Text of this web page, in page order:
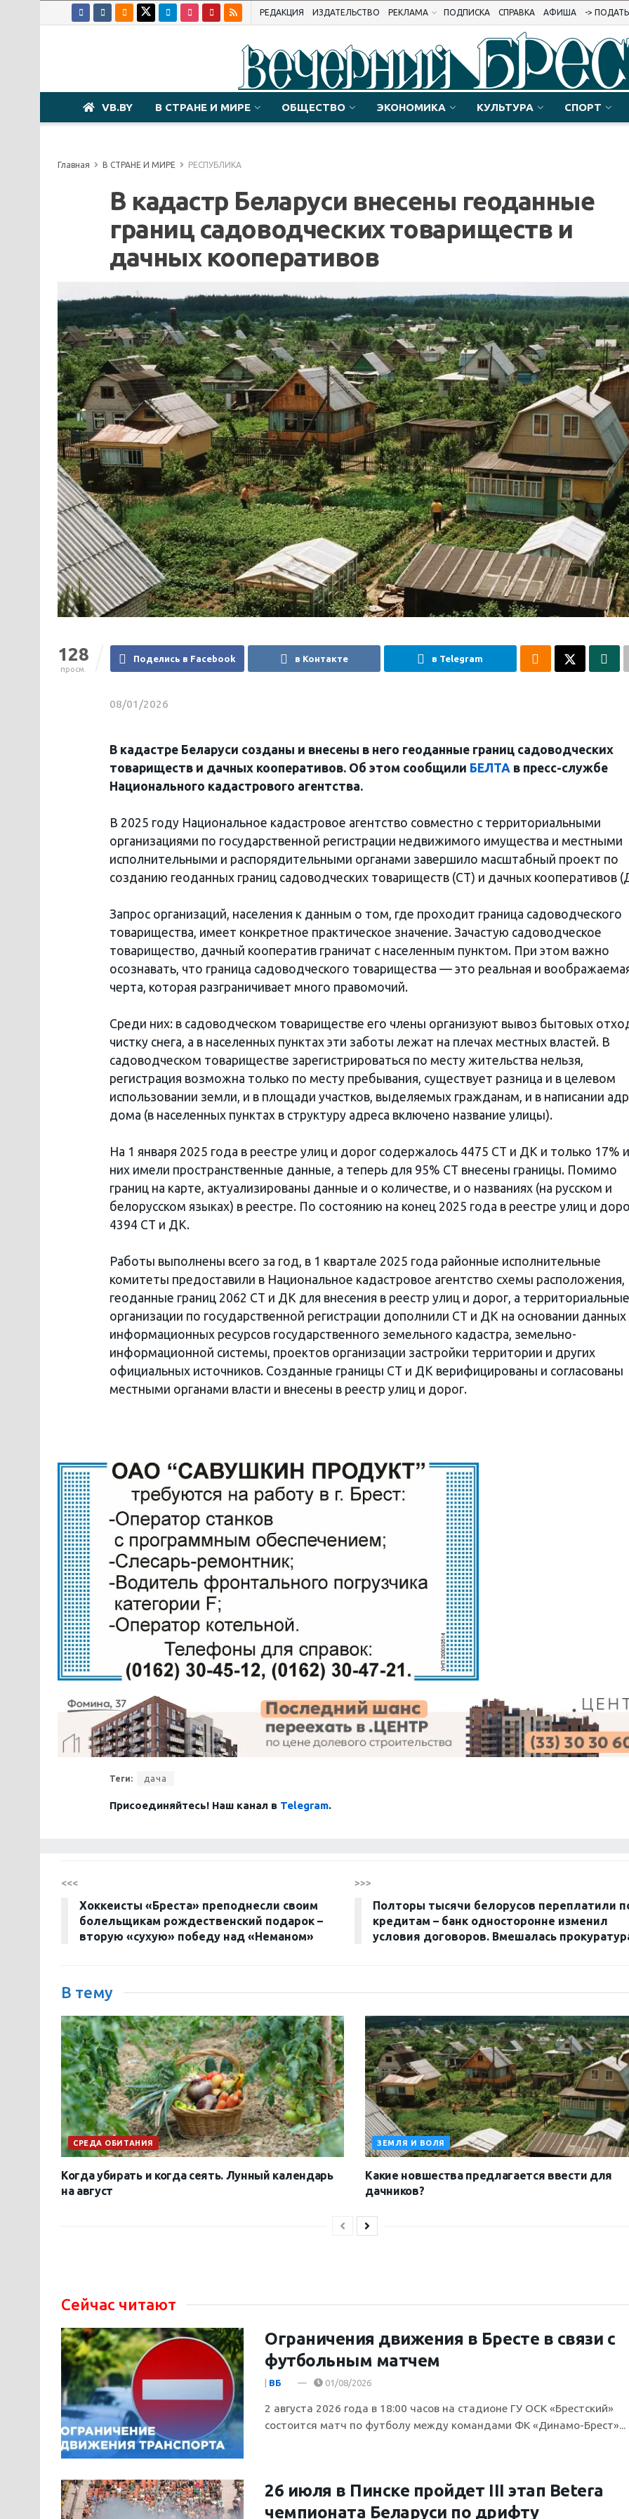
РЕДАКЦИЯ ИЗДАТЕЛЬСТВО РЕКЛАМА ПОДПИСКА СПРАВКА АФИША ->
VB.BY В СТРАНЕ И МИРЕ ОБЩЕСТВО ЭКОНОМИКА КУЛЬТУРА СПОРТ
Главная В СТРАНЕ И МИРЕ РЕСПУБЛИКА
В кадастр Беларуси внесены геоданные
границ садоводческих товариществ и
дачных кооперативов
128
просм.
Поделись в Facebook в Контакте в Telegram
08/01/2026
В кадастре Беларуси созданы и внесены в него геоданные границ садоводческих
товариществ и дачных кооперативов. Об этом сообщили БЕЛТА в пресс-службе
Национального кадастрового агентства.
В 2025 году Национальное кадастровое агентство совместно с территориальными
организациями по государственной регистрации недвижимого имущества и местными
исполнительными и распорядительными органами завершило масштабный проект по
созданию геоданных границ садоводческих товариществ (СТ) и дачных кооперативов
Запрос организаций, населения к данным о том, где проходит граница садоводческого
товарищества, имеет конкретное практическое значение. Зачастую садоводческое
товарищество, дачный кооператив граничат с населенным пунктом. При этом важно
осознавать, что граница садоводческого товарищества — это реальная и
черта, которая разграничивает много правомочий.
Среди них: в садоводческом товариществе его члены организуют вывоз бытовых
чистку снега, а в населенных пунктах эти заботы лежат на плечах местных властей. В
садоводческом товариществе зарегистрироваться по месту жительства нельзя,
регистрация возможна только по месту пребывания, существует разница и в целевом
использовании земли, и в площади участков, выделяемых гражданам, и в написании
дома (в населенных пунктах в структуру адреса включено название улицы).
На 1 января 2025 года в реестре улиц и дорог содержалось 4475 СТ и ДК и только 17%
них имели пространственные данные, а теперь для 95% СТ внесены границы. Помимо
границ на карте, актуализированы данные и о количестве, и о названиях (на русском и
белорусском языках) в реестре. По состоянию на конец 2025 года в реестре улиц и
4394 СТ и ДК.
Работы выполнены всего за год, в 1 квартале 2025 года районные исполнительные
комитеты предоставили в Национальное кадастровое агентство схемы расположения,
геоданные границ 2062 СТ и ДК для внесения в реестр улиц и дорог, а территориальные
организации по государственной регистрации дополнили СТ и ДК на основании данных
информационных ресурсов государственного земельного кадастра, земельно-
информационной системы, проектов организации застройки территории и других
официальных источников. Созданные границы СТ и ДК верифицированы и согласованы
местными органами власти и внесены в реестр улиц и дорог.
Теги: дача
Присоединяйтесь! Наш канал в Telegram.
<<<
Хоккеисты «Бреста» преподнесли своим
болельщикам рождественский подарок –
вторую «сухую» победу над «Неманом»
>>>
Полторы тысячи белорусов переплатили
кредитам – банк односторонне изменил
условия договоров. Вмешалась
В тему
СРЕДА ОБИТАНИЯ
Когда убирать и когда сеять. Лунный календарь
на август
ЗЕМЛЯ И ВОЛЯ
Какие новшества предлагается ввести для
дачников?
Сейчас читают
Ограничения движения в Бресте в связи с
футбольным матчем
ВБ 01/08/2026
2 августа 2026 года в 18:00 часов на стадионе ГУ ОСК «Брестский»
состоится матч по футболу между командами ФК «Динамо-Брест»...
26 июля в Пинске пройдет III этап Betera
чемпионата Беларуси по дрифту